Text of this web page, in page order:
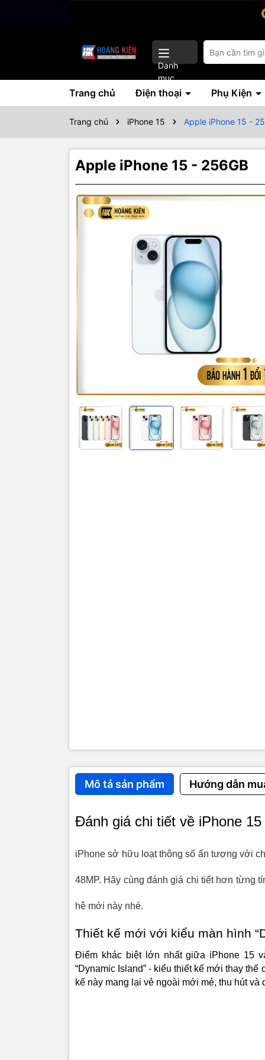
Danh
mục
Trang chủ Điện thoại Phụ Kiện
Trang chủ iPhone 15 Apple iPhone 15 -
Apple iPhone 15 - 256GB
Mô tả sản phẩm Hướng dẫn
Đánh giá chi tiết về iPhone 15
iPhone sở hữu loạt thông số ấn tượng với
48MP. Hãy cùng đánh giá chi tiết hơn từng
hệ mới này nhé.
Thiết kế mới với kiểu màn hình
Điểm khác biệt lớn nhất giữa iPhone 15
“Dynamic Island” - kiểu thiết kế mới thay thế
kế này mang lại vẻ ngoài mới mẻ, thu hút
Đánh
iPhone
chính
Thiết
Điểm
“Dynamic
thiết kế
Bên
lưng kính
được cắt
này đều
Thiết bị
phép
Đặc biệt,
là Super